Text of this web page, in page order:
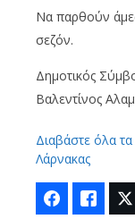
Να παρθούν
σεζόν.
Δημοτικός
Βαλεντίνος
Διαβάστε όλα τα
Λάρνακας
FacebookLike